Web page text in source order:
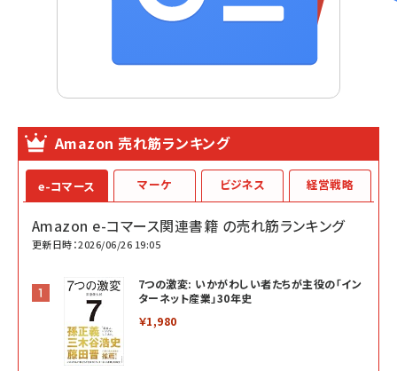
Amazon 売れ筋ランキング
e-コマース
Amazon e-コマース関連書籍 の売れ筋ランキング
更新日時：2026/06/26 19:05
7つの激変: いかがわしい者たちが主役の「イン
ターネット産業」30年史
￥1,980
マーケ ビジネス 経営戦略